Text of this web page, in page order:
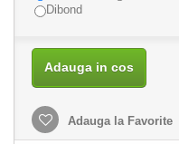
Dibond
Adauga in cos
Adauga la Favorite